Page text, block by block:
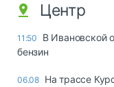
Центр
11:50
В Ивановской
бензин
06.08 На трассе